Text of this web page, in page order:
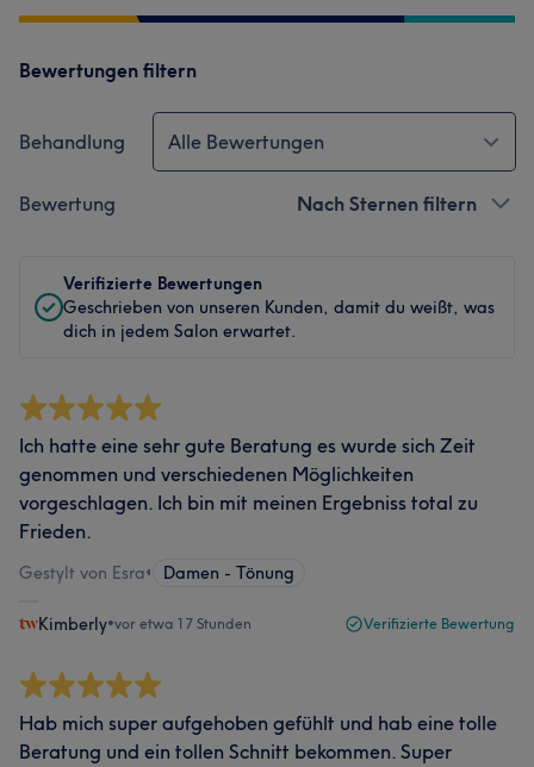
Bewertungen filtern
Behandlung Alle Bewertungen
Bewertung Nach Sternen filtern
Verifizierte Bewertungen
Geschrieben von unseren Kunden, damit du weißt, was
dich in jedem Salon erwartet.
Ich hatte eine sehr gute Beratung es wurde sich Zeit
genommen und verschiedenen Möglichkeiten
vorgeschlagen. Ich bin mit meinen Ergebniss total zu
Frieden.
Gestylt von Esra• Damen - Tönung
Kimberly•vor etwa 17 Stunden Verifizierte Bewertung
Hab mich super aufgehoben gefühlt und hab eine tolle
Beratung und ein tollen Schnitt bekommen. Super